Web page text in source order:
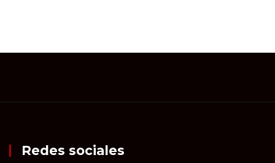
Redes sociales